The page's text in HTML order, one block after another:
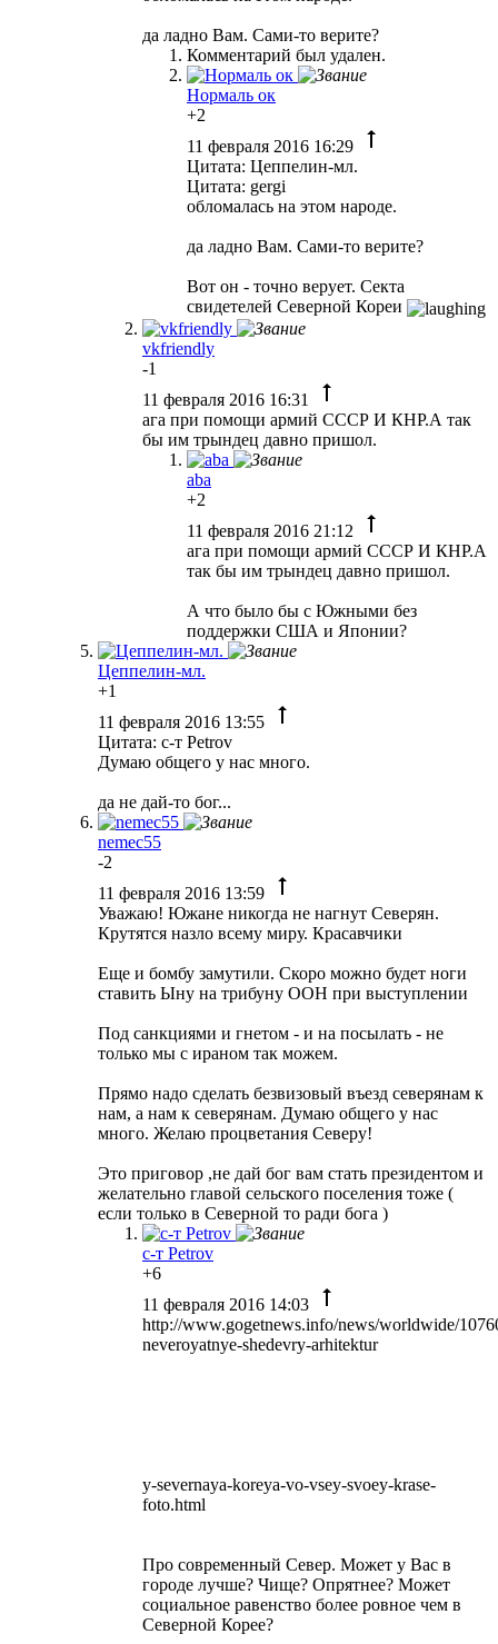
да ладно Вам. Сами-то верите?
Комментарий был удален.
Нормаль ок
+2
11 февраля 2016 16:29
Цитата: Цеппелин-мл.
Цитата: gergi
обломалась на этом народе.
да ладно Вам. Сами-то верите?
Вот он - точно верует. Секта
свидетелей Северной Кореи
vkfriendly
-1
11 февраля 2016 16:31
ага при помощи армий СССР И КНР.А так
бы им трындец давно пришол.
aba
+2
11 февраля 2016 21:12
ага при помощи армий СССР И КНР.А
так бы им трындец давно пришол.
А что было бы с Южными без
поддержки США и Японии?
Цеппелин-мл.
+1
11 февраля 2016 13:55
Цитата: с-т Petrov
Думаю общего у нас много.
да не дай-то бог...
nemec55
-2
11 февраля 2016 13:59
Уважаю! Южане никогда не нагнут Северян.
Крутятся назло всему миру. Красавчики
Еще и бомбу замутили. Скоро можно будет ноги
ставить Ыну на трибуну ООН при выступлении
Под санкциями и гнетом - и на посылать - не
только мы с ираном так можем.
Прямо надо сделать безвизовый въезд северянам к
нам, а нам к северянам. Думаю общего у нас
много. Желаю процветания Северу!
Это приговор ,не дай бог вам стать президентом и
желательно главой сельского поселения тоже (
если только в Северной то ради бога )
с-т Petrov
+6
11 февраля 2016 14:03
http://www.gogetnews.info/news/worldwide/
neveroyatnye-shedevry-arhitektur
y-severnaya-koreya-vo-vsey-svoey-krase-
foto.html
Про современный Север. Может у Вас в
городе лучше? Чище? Опрятнее? Может
социальное равенство более ровное чем в
Северной Корее?